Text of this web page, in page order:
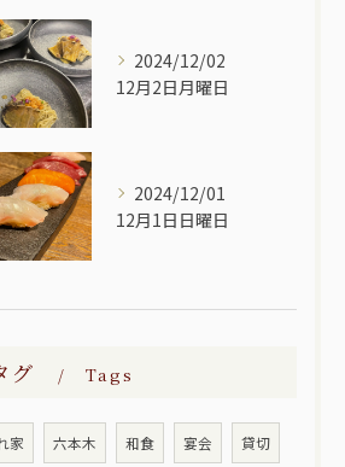
2024/12/02
12月2日月曜日
2024/12/01
12月1日日曜日
グ Tags
家 六本木 和食 宴会 貸切